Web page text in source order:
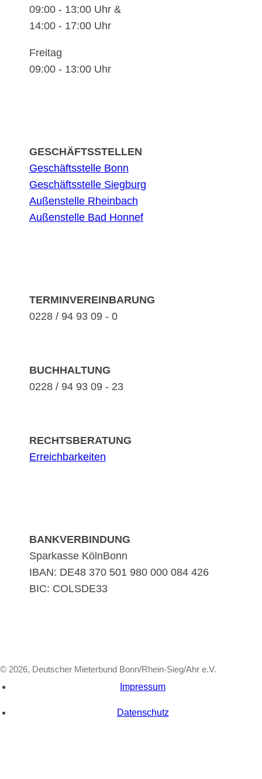
09:00 - 13:00 Uhr &
14:00 - 17:00 Uhr
Freitag
09:00 - 13:00 Uhr
GESCHÄFTSSTELLEN
Geschäftsstelle Bonn
Geschäftsstelle Siegburg
Außenstelle Rheinbach
Außenstelle Bad Honnef
TERMINVEREINBARUNG
0228 / 94 93 09 - 0
BUCHHALTUNG
0228 / 94 93 09 - 23
RECHTSBERATUNG
Erreichbarkeiten
BANKVERBINDUNG
Sparkasse KölnBonn
IBAN: DE48 370 501 980 000 084 426
BIC: COLSDE33
© 2026, Deutscher Mieterbund Bonn/Rhein-Sieg/Ahr e.V.
Impressum
Datenschutz